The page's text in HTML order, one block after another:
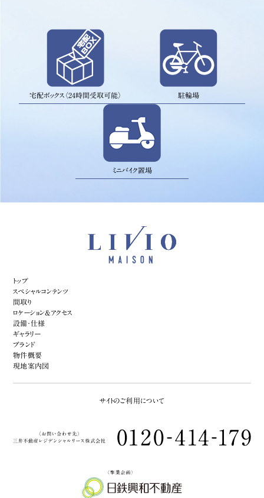
宅配ボックス〈24時間受取可能〉 駐輪場
ミニバイク置場
トップ
スペシャルコンテンツ
間取り
ロケーション&アクセス
設備・仕様
ギャラリー
ブランド
物件概要
現地案内図
サイトのご利用について